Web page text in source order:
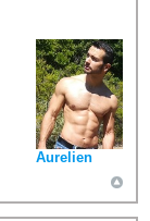
Aurelien